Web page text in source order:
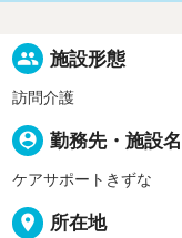
people 施設形態
訪問介護
person_pin 勤務先・施設名
ケアサポートきずな
place 所在地